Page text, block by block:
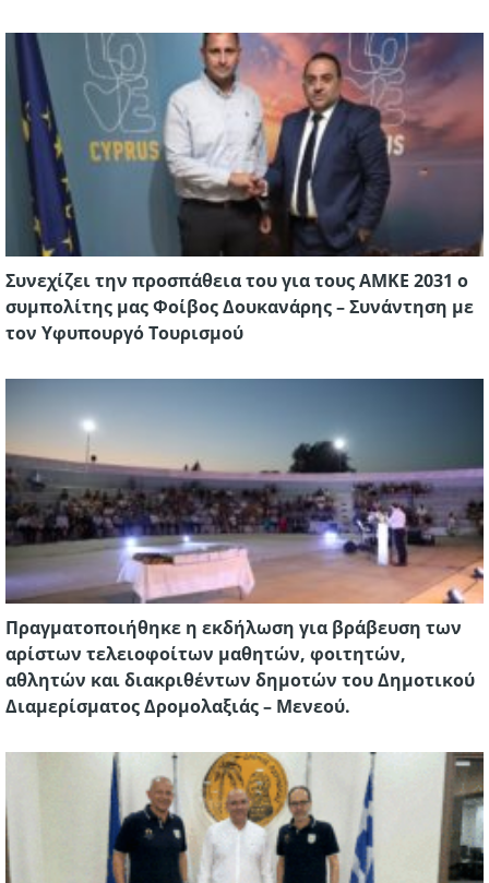
Συνεχίζει την προσπάθεια του για τους ΑΜΚΕ 2031 ο
συμπολίτης μας Φοίβος Δουκανάρης – Συνάντηση με
τον Υφυπουργό Τουρισμού
Πραγματοποιήθηκε η εκδήλωση για βράβευση των
αρίστων τελειοφοίτων μαθητών, φοιτητών,
αθλητών και διακριθέντων δημοτών του Δημοτικού
Διαμερίσματος Δρομολαξιάς – Μενεού.